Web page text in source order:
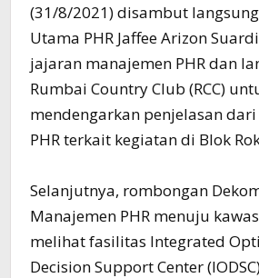
(31/8/2021) disambut
Utama PHR Jaffee Arizon
jajaran manajemen PHR dan
Rumbai Country Club (RCC)
mendengarkan penjelasan
PHR terkait kegiatan di Blok
Selanjutnya, rombongan
Manajemen PHR menuju
melihat fasilitas Integrated
Decision Support Center